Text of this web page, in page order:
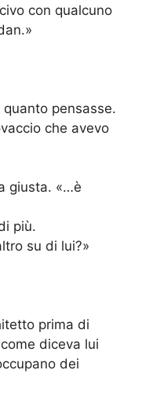
con qualcuno
pensasse.
che avevo
giusta. «…è
più.
su di lui?»
prima di
diceva lui
dei